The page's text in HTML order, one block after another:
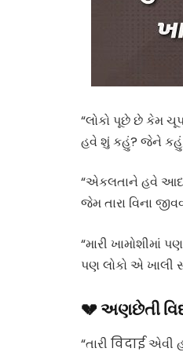
“લોકો પૂછે છે કેમ
હવે શું કહું? જેને
“એકલતાને હવે
જેમ તારા વિના
“મારી ખામોશીમાં
પણ લોકો એ ખાલી
💔 અણછેતી
“તારી विदाई એવી